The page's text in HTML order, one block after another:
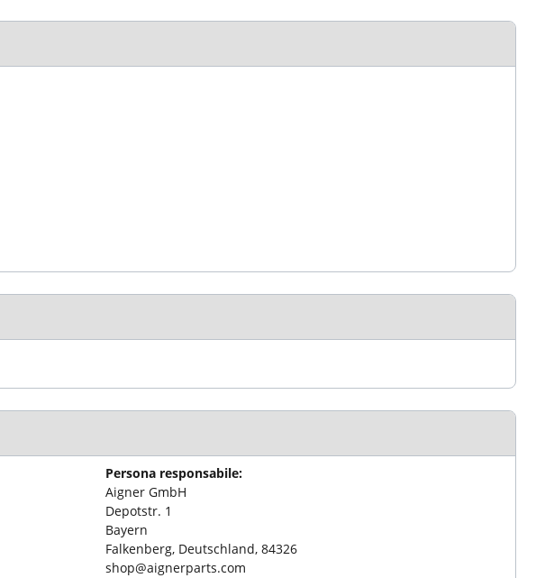
Persona responsabile:
Aigner GmbH
Depotstr. 1
Bayern
Falkenberg, Deutschland, 84326
shop@aignerparts.com